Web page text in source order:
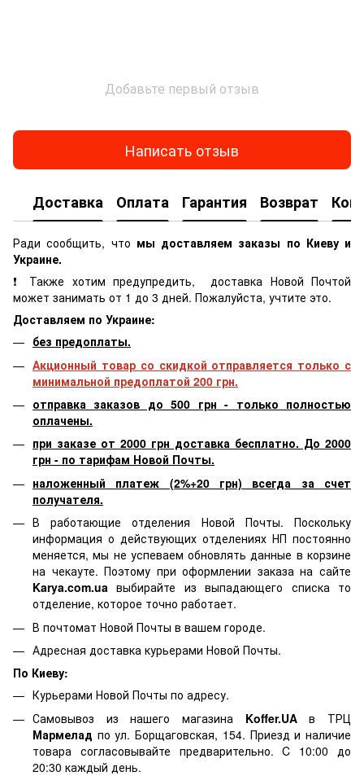
Добавьте первый отзыв
Написать отзыв
Доставка Оплата Гарантия Возврат
Ради сообщить, что мы доставляем заказы по Киеву и
Украине.
❗ Также хотим предупредить, доставка Новой Почтой
может занимать от 1 до 3 дней. Пожалуйста, учтите это.
Доставляем по Украине:
без предоплаты.
Акционный товар со скидкой отправляется только с
минимальной предоплатой 200 грн.
отправка заказов до 500 грн - только полностью
оплачены.
при заказе от 2000 грн доставка бесплатно. До 2000
грн - по тарифам Новой Почты.
наложенный платеж (2%+20 грн) всегда за счет
получателя.
В работающие отделения Новой Почты. Поскольку
информация о действующих отделениях НП постоянно
меняется, мы не успеваем обновлять данные в корзине
на чекауте. Поэтому при оформлении заказа на сайте
Karya.com.ua выбирайте из выпадающего списка то
отделение, которое точно работает.
В почтомат Новой Почты в вашем городе.
Адресная доставка курьерами Новой Почты.
По Киеву:
Курьерами Новой Почты по адресу.
Самовывоз из нашего магазина Koffer.UAв ТРЦ
Мармелад по ул. Борщаговская, 154. Приезд и наличие
товара согласовывайте предварительно. C 10:00 до
20:30 каждый день.